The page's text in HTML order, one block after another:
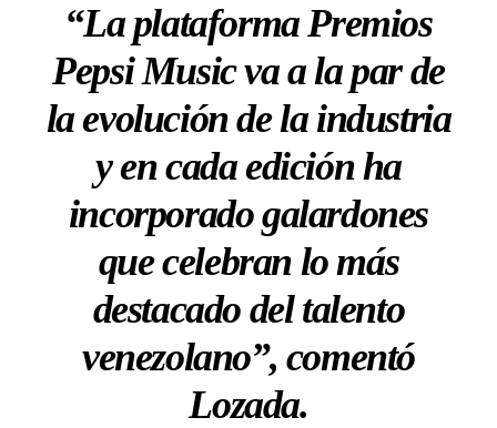
“La plataforma Premios
Pepsi Music va a la par de
la evolución de la industria
y en cada edición ha
incorporado galardones
que celebran lo más
destacado del talento
venezolano”, comentó
Lozada.